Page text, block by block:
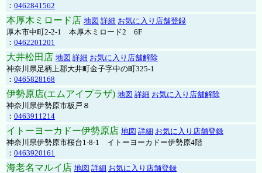
： 0462841562
本厚木ミロード店 地図 詳細 お気に入り店舗登録
厚木市中町2-2-1 本厚木ミロード2 6F
： 0462201201
大井松田店 地図 詳細 お気に入り店舗解除
神奈川県足柄上郡大井町金子字中の町325-1
： 0465828168
伊勢原店(エムアイプラザ) 地図 詳細 お気に入り店舗解除
神奈川県伊勢原市板戸８
： 0463911214
イトーヨーカドー伊勢原店 地図 詳細 お気に入り店舗登録
神奈川県伊勢原市桜台1-8-1 イトーヨーカドー伊勢原4階
： 0463920161
海老名マルイ店 地図 詳細 お気に入り店舗登録